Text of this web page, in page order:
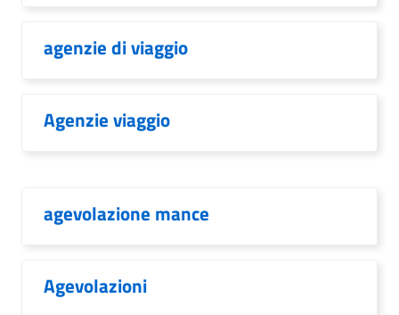
agenzie di viaggio
Agenzie viaggio
agevolazione mance
Agevolazioni